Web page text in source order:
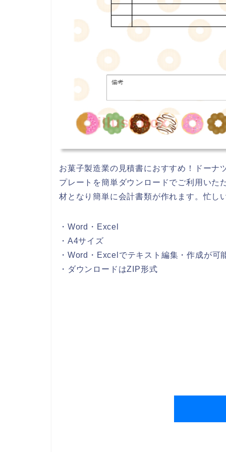
illust-box
お菓子製造業の見積書におすすめ！ドーナ
プレートを簡単ダウンロードでご利用い
材となり簡単に会計書類が作れます。忙し
・Word・Excel
・A4サイズ
・Word・Excelでテキスト編集・作成が可
・ダウンロードはZIP形式